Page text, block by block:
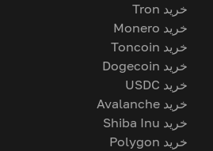
خرید Tron
خرید Monero
خرید Toncoin
خرید Dogecoin
خرید USDC
خرید Avalanche
خرید Shiba Inu
خرید Polygon